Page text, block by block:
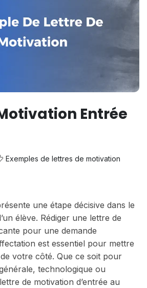
Entrée
Exemples de lettres de motivation
une étape décisive dans le
élève. Rédiger une lettre de
pour une demande
est essentiel pour mettre
votre côté. Que ce soit pour
technologique ou
de motivation d’entrée au